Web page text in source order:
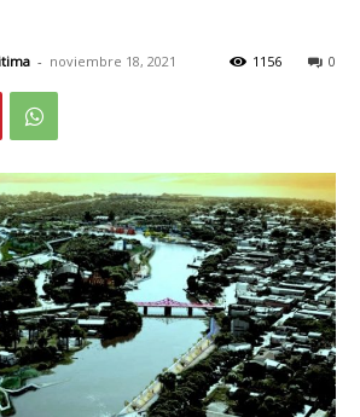
- noviembre 18, 2021 0
1156